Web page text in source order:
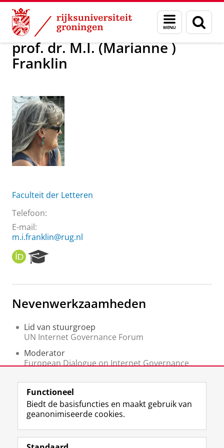
Skip
Content
Skip
Navigation
Menu
en
zoeken
Over ons prof. dr. M.I. (Marianne ) Franklin
prof. dr. M.I. (Marianne )
Franklin
Faculteit der Letteren
Telefoon:
E-mail:
m.i.franklin@rug.nl
O
R
I
e
r
h
P
r
t
l
Nevenwerkzaamheden
Lid van stuurgroep
UN Internet Governance Forum
Moderator
European Dialogue on Internet Governance
Kernlid
Digital Constitutionalism Network
Volg de RUG
F
a
L
i
R
S
I
n
Y
o
Functioneel
Biedt de basisfuncties en maakt gebruik van
geanonimiseerde cookies.